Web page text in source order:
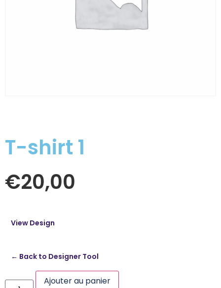
T-shirt 1
€20,00
View Design
← Back to Designer Tool
Ajouter au panier